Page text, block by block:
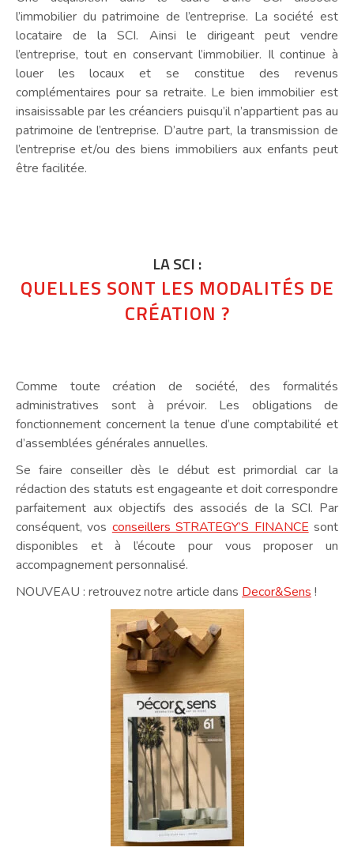
l’immobilier du patrimoine de l’entreprise. La société est
locataire de la SCI. Ainsi le dirigeant peut vendre
l’entreprise, tout en conservant l’immobilier. Il continue à
louer les locaux et se constitue des revenus
complémentaires pour sa retraite. Le bien immobilier est
insaisissable par les créanciers puisqu’il n’appartient pas au
patrimoine de l’entreprise. D’autre part, la transmission de
l’entreprise et/ou des biens immobiliers aux enfants peut
être facilitée.
LA SCI :
QUELLES SONT LES MODALITÉS DE
CRÉATION ?
Comme toute création de société, des formalités
administratives sont à prévoir. Les obligations de
fonctionnement concernent la tenue d’une comptabilité et
d’assemblées générales annuelles.
Se faire conseiller dès le début est primordial car la
rédaction des statuts est engageante et doit correspondre
parfaitement aux objectifs des associés de la SCI. Par
conséquent, vos conseillers STRATEGY’S FINANCE sont
disponibles et à l’écoute pour vous proposer un
accompagnement personnalisé.
NOUVEAU : retrouvez notre article dans Decor&Sens !